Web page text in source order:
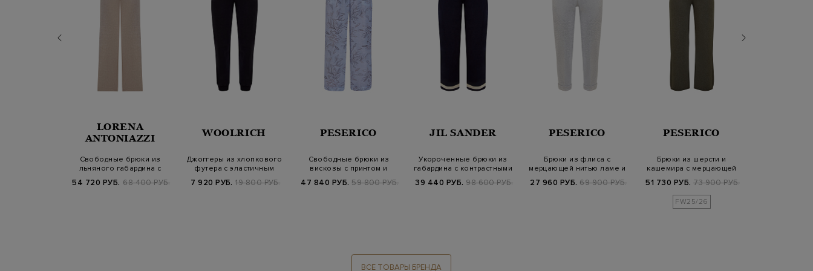
LORENA
ANTONIAZZI
Свободные брюки из
льняного габардина с
54 720 РУБ. 68 400 РУБ.
WOOLRICH
Джоггеры из хлопкового
футера с эластичным
7 920 РУБ. 19 800 РУБ.
PESERICO
Свободные брюки из
вискозы с принтом и
47 840 РУБ. 59 800 РУБ.
JIL SANDER
Укороченные брюки из
габардина с контрастными
39 440 РУБ. 98 600 РУБ.
PESERICO
Брюки из флиса с
мерцающей нитью ламе и
27 960 РУБ. 69 900 РУБ.
PESERICO
Брюки из шерсти и
кашемира с мерцающей
51 730 РУБ. 73 900 РУБ.
FW25/26
ВСЕ ТОВАРЫ БРЕНДА